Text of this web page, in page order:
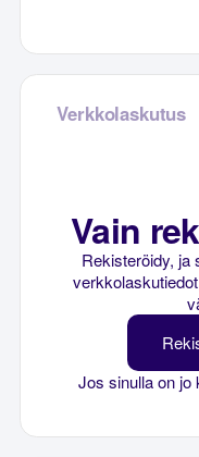
Verkkolaskutus
Vain
Rekisteröidy, ja
Jos sinulla on jo